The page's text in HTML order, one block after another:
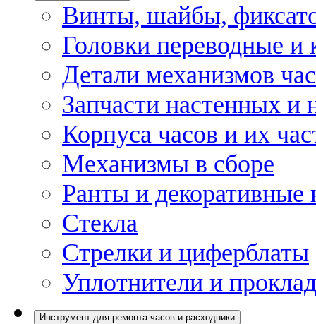
Винты, шайбы,
Головки переводные и
Детали механизмов
Запчасти настенных и
Корпуса часов и их
Механизмы в сборе
Ранты и декоративные
Стекла
Стрелки и циферблаты
Уплотнители и
Инструмент для ремонта часов и расходники